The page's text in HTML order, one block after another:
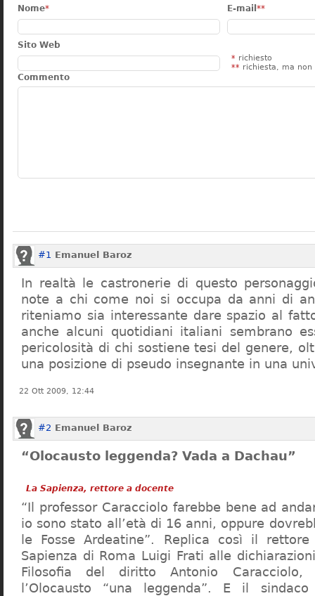
Nome* E-mail **
Sito Web
* richiesto
** richiesta, ma non
Commento
#1 Emanuel Baroz
In realtà le castronerie di questo
note a chi come noi si occupa da anni di
riteniamo sia interessante dare spazio al fatto
anche alcuni quotidiani italiani sembrano
pericolosità di chi sostiene tesi del genere,
una posizione di pseudo insegnante in una
22 Ott 2009, 12:44
#2 Emanuel Baroz
“Olocausto leggenda? Vada a Dachau”
La Sapienza, rettore a docente
“Il professor Caracciolo farebbe bene ad
io sono stato all’età di 16 anni, oppure
le Fosse Ardeatine”. Replica così il rettore
Sapienza di Roma Luigi Frati alle
Filosofia del diritto Antonio
l’Olocausto “una leggenda”. E il